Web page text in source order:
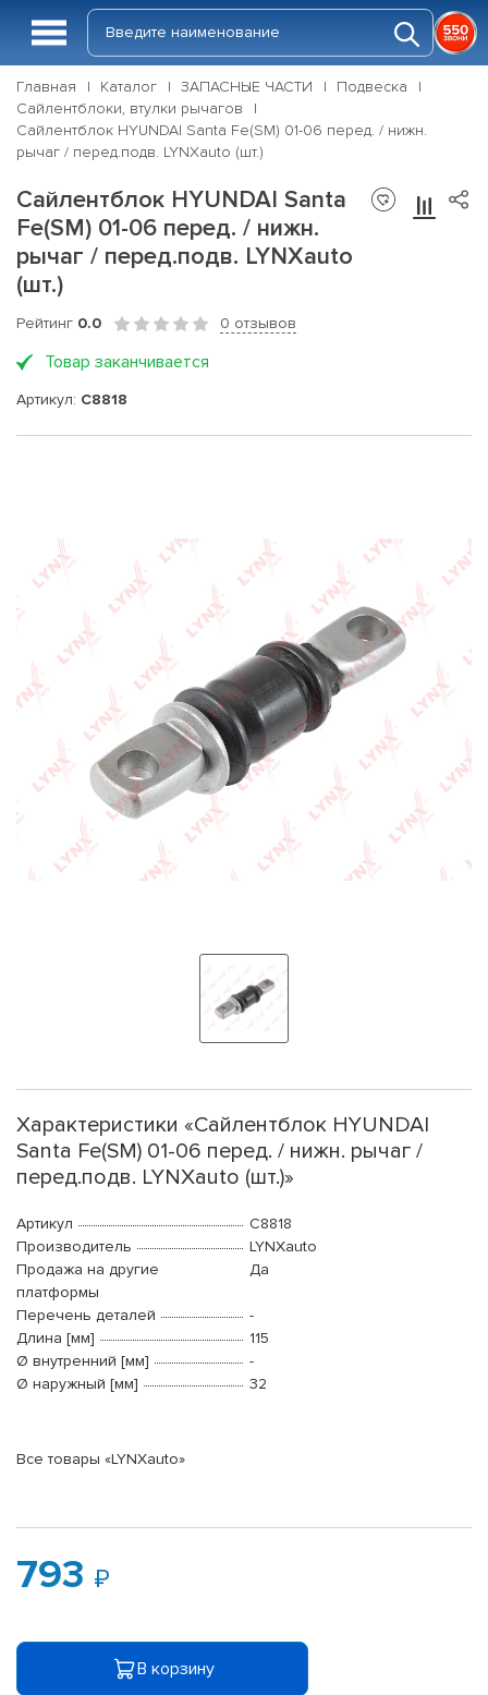
Главная Каталог ЗАПАСНЫЕ ЧАСТИ
Подвеска
Сайлентблоки, втулки рычагов
Сайлентблок HYUNDAI Santa Fe(SM) 01-06 перед. / нижн.
рычаг / перед.подв. LYNXauto (шт.)
Сайлентблок HYUNDAI Santa
Fe(SM) 01-06 перед. / нижн.
рычаг / перед.подв. LYNXauto
(шт.)
Рейтинг 0.0 0 отзывов
Товар заканчивается
Артикул: C8818
Характеристики «Сайлентблок HYUNDAI
Santa Fe(SM) 01-06 перед. / нижн. рычаг /
перед.подв. LYNXauto (шт.)»
Артикул
C8818
Производитель
LYNXauto
Продажа на другие
платформы
Да
Перечень деталей
-
Длина [мм]
115
Ø внутренний [мм]
-
Ø наружный [мм]
32
Все товары «LYNXauto»
793
В корзину